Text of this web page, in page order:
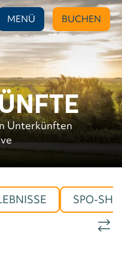
MENÜ BUCHEN
Unterkünften
SPO-